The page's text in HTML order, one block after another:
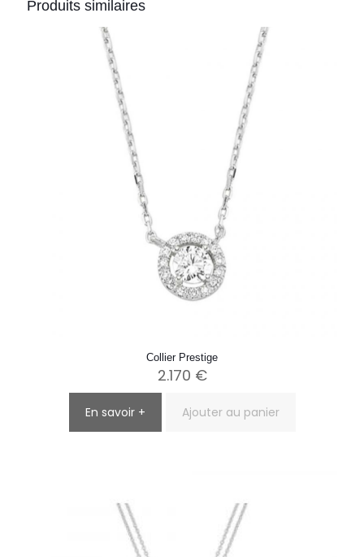
Produits similaires
Collier Prestige
2.170 €
En savoir + Ajouter au panier